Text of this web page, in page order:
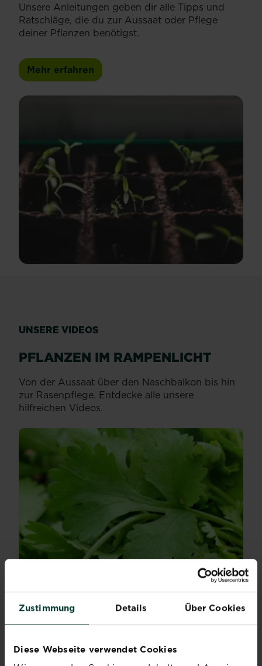
Zustimmung Details Über Cookies
Diese Webseite verwendet Cookies
Unsere Anleitungen geben dir alle Tipps und
Ratschläge, die du zur Aussaat oder Pflege
deiner Pflanzen benötigst.
Mehr erfahren
UNSERE VIDEOS
PFLANZEN IM RAMPENLICHT
Von der Aussaat über den Naschbalkon bis hin
zur Rasenpflege. Entdecke alle unsere
hilfreichen Videos.
KORIANDER AUSSÄEN UND
Koriander (Coriandrum sativum) wird ein immer